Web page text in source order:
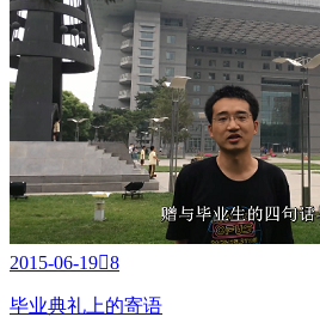
2015-06-198
毕业典礼上的寄语